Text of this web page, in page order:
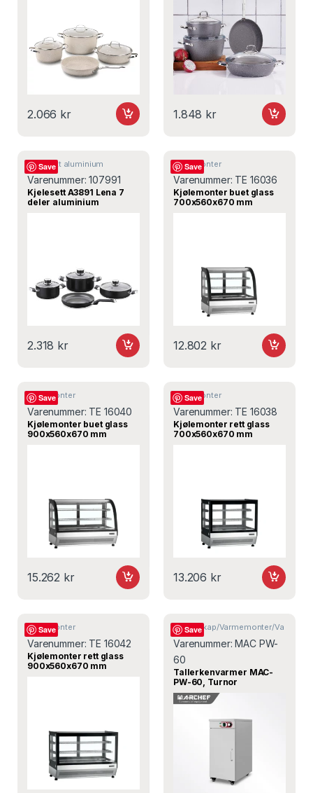
2.066 kr 1.848 kr
Save
Kjelesett aluminium
Varenummer:107991
Kjelesett A3891 Lena 7
deler aluminium
2.318 kr
Save
Kjølemonter
Varenummer: TE 16036
Kjølemonter buet glass
700x560x670 mm
12.802 kr
Save
Kjølemonter
Varenummer: TE 16040
Kjølemonter buet glass
900x560x670 mm
15.262 kr
Save
Kjølemonter
Varenummer: TE 16038
Kjølemonter rett glass
700x560x670 mm
13.206 kr
Save
Kjølemonter
Varenummer: TE 16042
Kjølemonter rett glass
900x560x670 mm
Save
Varmeskap/Varmemonter/Va
rmebufe
Varenummer:MAC PW-
60
Tallerkenvarmer MAC-
PW-60, Turnor